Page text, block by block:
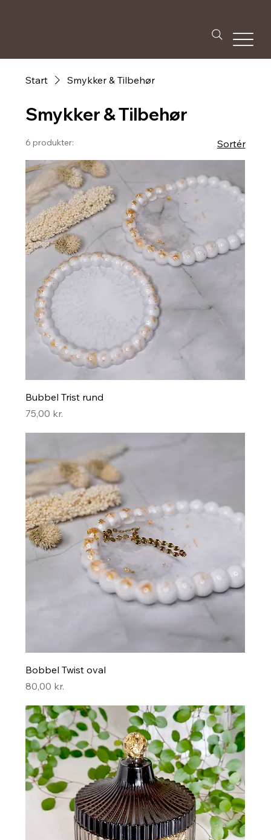
Start Smykker & Tilbehør
Smykker & Tilbehør
6 produkter: Sortér
Bubbel Trist rund
Pris
75,00 kr.
Bobbel Twist oval
Pris
80,00 kr.